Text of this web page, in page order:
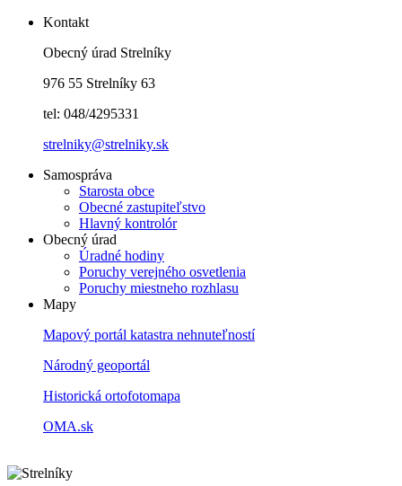
Kontakt
Obecný úrad Strelníky
976 55 Strelníky 63
tel: 048/4295331
strelniky@strelniky.sk
Samospráva
Starosta obce
Obecné zastupiteľstvo
Hlavný kontrolór
Obecný úrad
Úradné hodiny
Poruchy verejného osvetlenia
Poruchy miestneho rozhlasu
Mapy
Mapový portál katastra nehnuteľností
Národný geoportál
Historická ortofotomapa
OMA.sk